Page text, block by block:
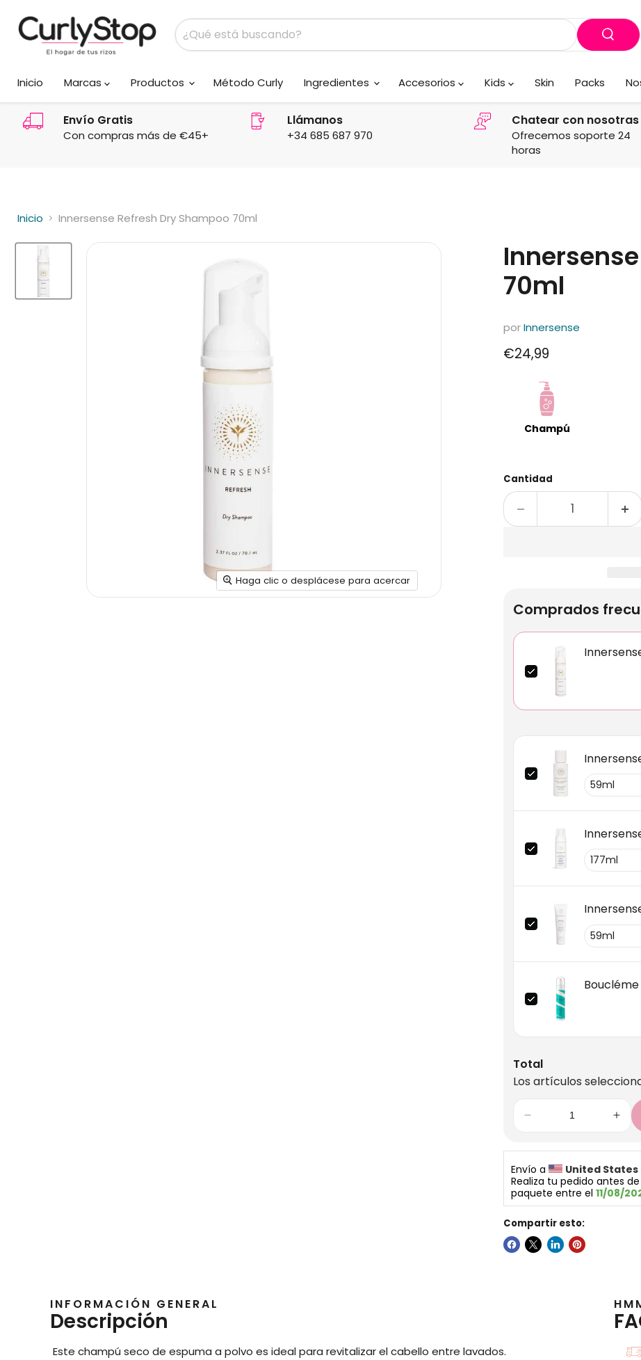
Inicio
Marcas Productos Método Curly Ingredientes Accesorios Kids Skin Packs
Envío Gratis
Con compras más de €45+
Llámanos
+34 685 687 970
Chatear con nosotras
Ofrecemos soporte 24
horas
Inicio Innersense Refresh Dry Shampoo 70ml
Haga clic o desplácese para acercar
70ml
porInnersense
Precio actual
€24,99
Champú
Cantidad
Comprados
Total
Los artículos
Envío a
United
Realiza tu pedido antes de
paquete entre el 11/08/
Compartir esto:
INFORMACIÓN GENERAL
Descripción
Este champú seco de espuma a polvo es ideal para revitalizar el cabello entre lavados.